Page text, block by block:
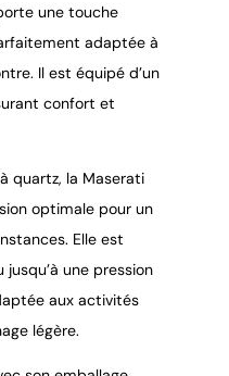
une touche
adaptée à
Il est équipé d’un
confort et
quartz, la Maserati
optimale pour un
Elle est
une pression
aux activités
légère.